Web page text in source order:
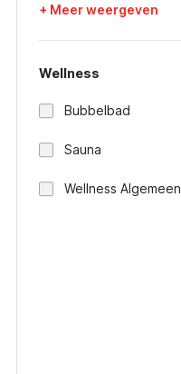
+ Meer weergeven
Wellness
Bubbelbad
Sauna
Wellness Algemeen